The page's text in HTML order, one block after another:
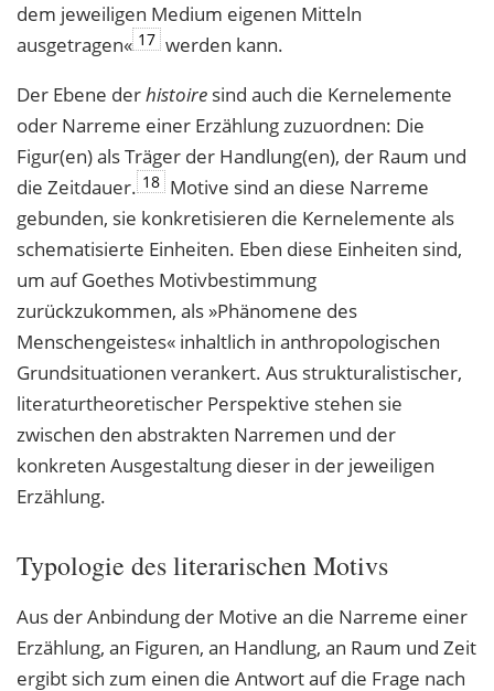
dem jeweiligen Medium eigenen Mitteln
ausgetragen« 17 werden kann.
Der Ebene derhistoire sind auch die Kernelemente
oder Narreme einer Erzählung zuzuordnen: Die
Figur(en) als Träger der Handlung(en), der Raum und
die Zeitdauer. 18 Motive sind an diese Narreme
gebunden, sie konkretisieren die Kernelemente als
schematisierte Einheiten. Eben diese Einheiten sind,
um auf Goethes Motivbestimmung
zurückzukommen, als »Phänomene des
Menschengeistes« inhaltlich in anthropologischen
Grundsituationen verankert. Aus strukturalistischer,
literaturtheoretischer Perspektive stehen sie
zwischen den abstrakten Narremen und der
konkreten Ausgestaltung dieser in der jeweiligen
Erzählung.
Typologie des literarischen Motivs
Aus der Anbindung der Motive an die Narreme einer
Erzählung, an Figuren, an Handlung, an Raum und Zeit
ergibt sich zum einen die Antwort auf die Frage nach